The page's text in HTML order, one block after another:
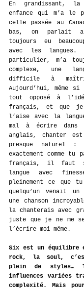
En grandissant, la
enfance qui m’a le
celle passée au
bas, on parlait
toujours eu
avec les
particulier, m’a
complexe, une
difficile à
Aujourd’hui, même
tout opposé à
français, et que je
l’aise avec la
mal à écrire dans
anglais, chanter
presque naturel :
exactement comme tu
français, il faut
langue avec
pleinement ce que
quelqu’un venait
une chanson
la chanterais avec
juste que je ne me
l’écrire moi-même.
Six est un équilibre
rock, la soul,
plein de styles…
influences variées
complexité. Mais